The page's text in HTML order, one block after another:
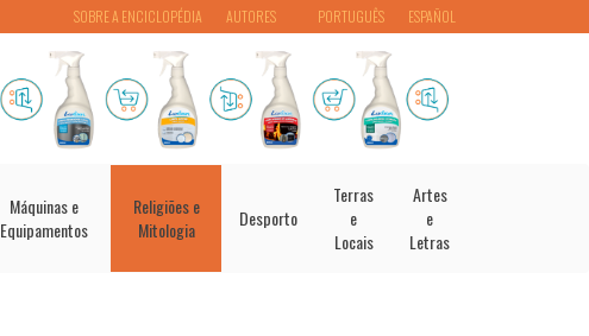
PORTUGUÊS ESPAÑOL
SOBRE A ENCICLOPÉDIA AUTORES
Máquinas e
Equipamentos
Religiões e
Mitologia
Desporto
Terras
e
Locais
Artes
e
Letras